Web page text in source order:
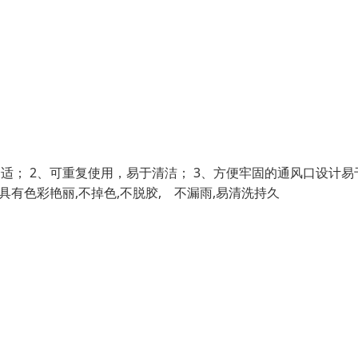
； 2、可重复使用，易于清洁； 3、方便牢固的通风口设计易
有色彩艳丽,不掉色,不脱胶, 不漏雨,易清洗持久